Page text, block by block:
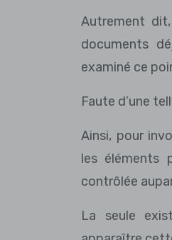
Autrement
documents
examiné ce
Faute d’une
Ainsi, pour
les éléments
contrôlée
La seule